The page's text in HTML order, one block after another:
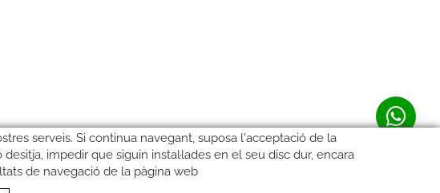
serveis. Si continua navegant, suposa l'acceptació de la
impedir que siguin instal·lades en el seu disc dur, encara
de navegació de la pàgina web